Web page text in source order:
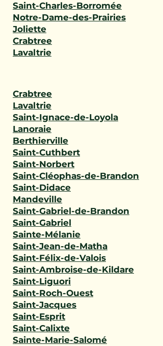
Saint-Charles-Borromée
Notre-Dame-des-Prairies
Joliette
Crabtree
Lavaltrie
Crabtree
Lavaltrie
Saint-Ignace-de-Loyola
Lanoraie
Berthierville
Saint-Cuthbert
Saint-Norbert
Saint-Cléophas-de-Brandon
Saint-Didace
Mandeville
Saint-Gabriel-de-Brandon
Saint-Gabriel
Sainte-Mélanie
Saint-Jean-de-Matha
Saint-Félix-de-Valois
Saint-Ambroise-de-Kildare
Saint-Liguori
Saint-Roch-Ouest
Saint-Jacques
Saint-Esprit
Saint-Calixte
Sainte-Marie-Salomé